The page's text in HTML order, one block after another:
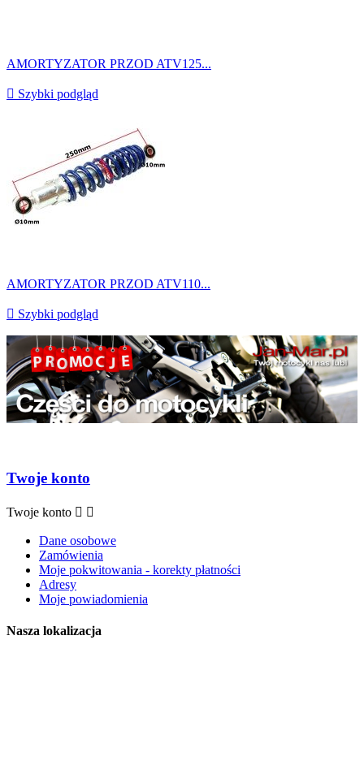
AMORTYZATOR PRZOD ATV125...
 Szybki podgląd
AMORTYZATOR PRZOD ATV110...
 Szybki podgląd
Twoje konto
Twoje konto  
Dane osobowe
Zamówienia
Moje pokwitowania - korekty płatności
Adresy
Moje powiadomienia
Nasza lokalizacja